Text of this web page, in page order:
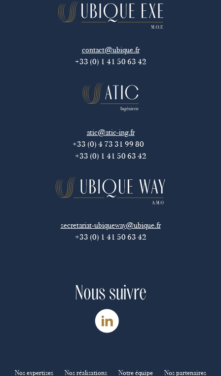
contact@ubique.fr
+33 (0) 1 41 50 63 42
atic@atic-ing.fr
+33 (0) 4 73 31 99 80
+33 (0) 1 41 50 63 42
secretariat-ubiqueway@ubique.fr
+33 (0) 1 41 50 63 42
Nous suivre
Nos expertises Nos réalisations Notre équipe Nos partenaires